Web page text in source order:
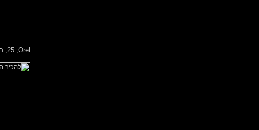
Orel, 25, ראשון לציון